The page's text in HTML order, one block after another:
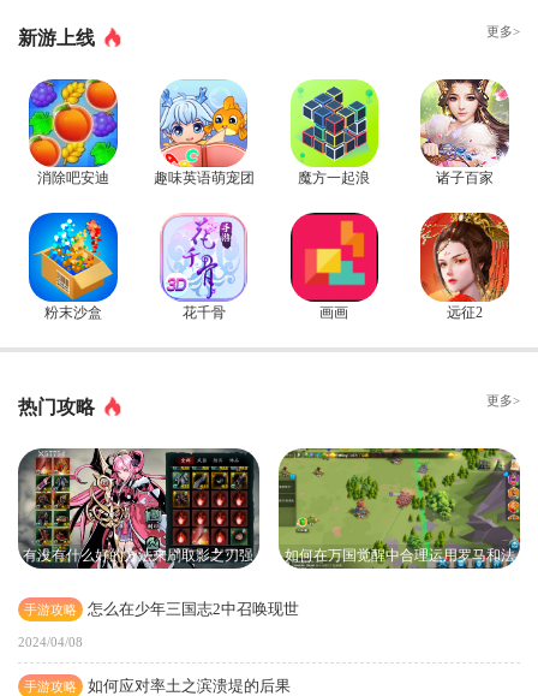
新游上线 更多>
消除吧安迪 趣味英语萌宠团 魔方一起浪 诸子百家
粉末沙盒 花千骨 画画 远征2
热门攻略 更多>
有没有什么好的方法来刷取影之刃强
如何在万国觉醒中合理运用罗马和法
手游攻略 怎么在少年三国志2中召唤现世
2024/04/08
手游攻略 如何应对率土之滨溃堤的后果